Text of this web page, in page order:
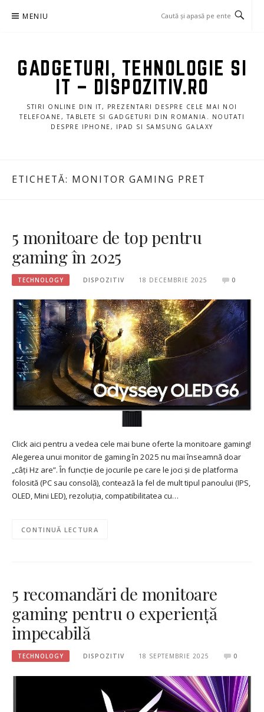
MENIU
GADGETURI, TEHNOLOGIE SI
IT – DISPOZITIV.RO
STIRI ONLINE DIN IT, PREZENTARI DESPRE CELE MAI NOI
TELEFOANE, TABLETE SI GADGETURI DIN ROMANIA. NOUTATI
DESPRE IPHONE, IPAD SI SAMSUNG GALAXY
ETICHETĂ: MONITOR GAMING PRET
5 monitoare de top pentru
gaming în 2025
TECHNOLOGY DISPOZITIV 18 DECEMBRIE 2025 0
Click aici pentru a vedea cele mai bune oferte la monitoare gaming!
Alegerea unui monitor de gaming în 2025 nu mai înseamnă doar
„câți Hz are”. În funcție de jocurile pe care le joci și de platforma
folosită (PC sau consolă), contează la fel de mult tipul panoului (IPS,
OLED, Mini LED), rezoluția, compatibilitatea cu…
CONTINUĂ LECTURA
5 recomandări de monitoare
gaming pentru o experiență
impecabilă
TECHNOLOGY DISPOZITIV 18 SEPTEMBRIE 2025 0